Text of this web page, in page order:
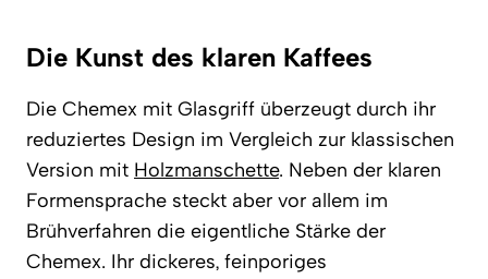
Die Kunst des klaren Kaffees
Die Chemex mit Glasgriff überzeugt durch ihr
reduziertes Design im Vergleich zur klassischen
Version mit Holzmanschette. Neben der klaren
Formensprache steckt aber vor allem im
Brühverfahren die eigentliche Stärke der
Chemex. Ihr dickeres, feinporiges